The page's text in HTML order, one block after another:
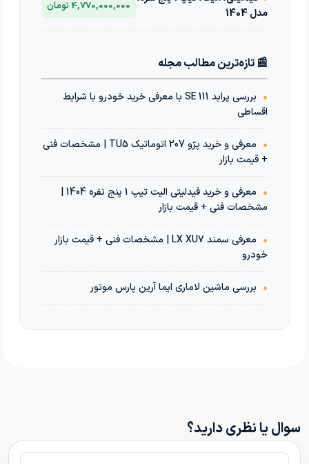
مدل 1404
4,770,000,000 تومان
📰 تازه‌ترین مطالب مجله
•
بررسی پراید 111 SE با معرفی خرید خودرو با شرایط
اقساطی
•
معرفی و خرید پژو 207 اتوماتیک TU5 | مشخصات فنی
+ قیمت بازار
•
معرفی و خرید فیدلیتی الیت تیپ 1 پنج نفره 1404 |
مشخصات فنی + قیمت بازار
•
معرفی سمند LX XU7 | مشخصات فنی + قیمت بازار
خودرو
• بررسی ماشین لاماری ایما آرین پارس موتور
سوال یا نظری دارید؟